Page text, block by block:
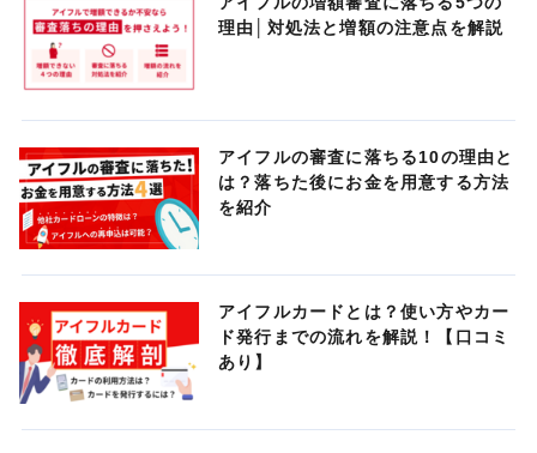
理由│対処法と増額の注意点を解説
アイフルの審査に落ちる10の理由と
は？落ちた後にお金を用意する方法
を紹介
アイフルカードとは？使い方やカー
ド発行までの流れを解説！【口コミ
あり】